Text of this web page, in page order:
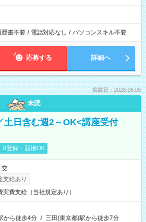
歴書不要 / 電話対応なし / パソコンスキル不要
応募する 詳細へ
掲載日：2026.08.06
未読
土日含む週2～OK<講座受付
登録・面接OK
交
支給あり
実費支給（当社規定あり）
から徒歩4分 / 三田(東京都)駅から徒歩7分